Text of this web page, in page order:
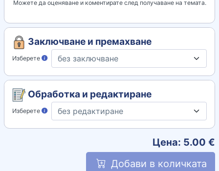
Можете да оценяване и коментирате след получаване на темата.
Заключване и премахване
Изберете
Обработка и редактиране
Изберете
Цена: 5.00 €
Добави в количката